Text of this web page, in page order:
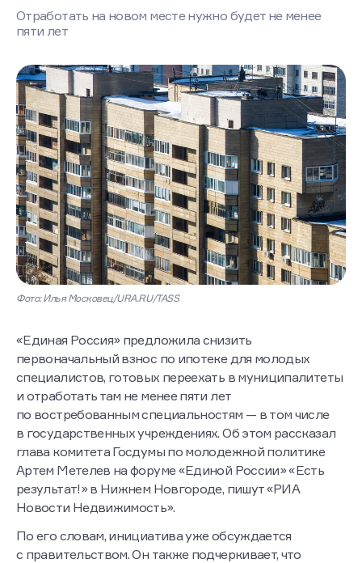
Отработать на новом месте нужно будет не менее
пяти лет
Фото: Илья Московец/URA.RU/TASS
«Единая Россия» предложила снизить
первоначальный взнос по ипотеке для молодых
специалистов, готовых переехать в муниципалитеты
и отработать там не менее пяти лет
по востребованным специальностям — в том числе
в государственных учреждениях. Об этом рассказал
глава комитета Госдумы по молодежной политике
Артем Метелев на форуме «Единой России» «Есть
результат!» в Нижнем Новгороде, пишут «РИА
Новости Недвижимость».
По его словам, инициатива уже обсуждается
с правительством. Он также подчеркивает, что